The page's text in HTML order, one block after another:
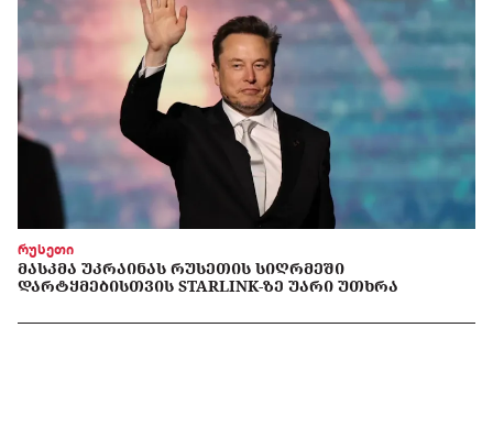
რუსეთი
ᲛᲐᲡᲙᲛᲐ ᲣᲙᲠᲐᲘᲜᲐᲡ ᲠᲣᲡᲔᲗᲘᲡ ᲡᲘᲦᲠᲛᲔᲨᲘ
ᲓᲐᲠᲢᲧᲛᲔᲑᲘᲡᲗᲕᲘᲡ STARLINK-ᲖᲔ ᲣᲐᲠᲘ ᲣᲗᲮᲠᲐ